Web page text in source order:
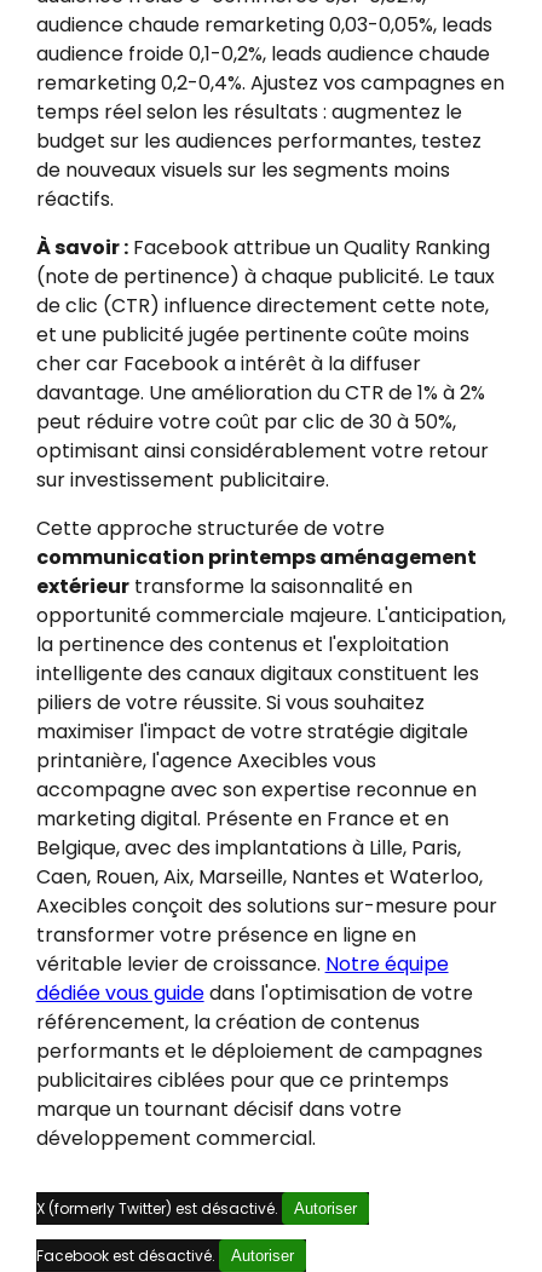
audience chaude remarketing 0,03-0,05%, leads
audience froide 0,1-0,2%, leads audience chaude
remarketing 0,2-0,4%. Ajustez vos campagnes en
temps réel selon les résultats : augmentez le
budget sur les audiences performantes, testez
de nouveaux visuels sur les segments moins
réactifs.
À savoir :Facebook attribue un Quality Ranking
(note de pertinence) à chaque publicité. Le taux
de clic (CTR) influence directement cette note,
et une publicité jugée pertinente coûte moins
cher car Facebook a intérêt à la diffuser
davantage. Une amélioration du CTR de 1% à 2%
peut réduire votre coût par clic de 30 à 50%,
optimisant ainsi considérablement votre retour
sur investissement publicitaire.
Cette approche structurée de votre
communication printemps aménagement
extérieurtransforme la saisonnalité en
opportunité commerciale majeure. L'anticipation,
la pertinence des contenus et l'exploitation
intelligente des canaux digitaux constituent les
piliers de votre réussite. Si vous souhaitez
maximiser l'impact de votre stratégie digitale
printanière, l'agence Axecibles vous
accompagne avec son expertise reconnue en
marketing digital. Présente en France et en
Belgique, avec des implantations à Lille, Paris,
Caen, Rouen, Aix, Marseille, Nantes et Waterloo,
Axecibles conçoit des solutions sur-mesure pour
transformer votre présence en ligne en
véritable levier de croissance. Notre équipe
dédiée vous guidedans l'optimisation de votre
référencement, la création de contenus
performants et le déploiement de campagnes
publicitaires ciblées pour que ce printemps
marque un tournant décisif dans votre
développement commercial.
X (formerly Twitter) est désactivé. Autoriser
Facebook est désactivé. Autoriser